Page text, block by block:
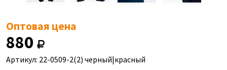
Оптовая цена
880
Артикул: 22-0509-2(2) черный|красный